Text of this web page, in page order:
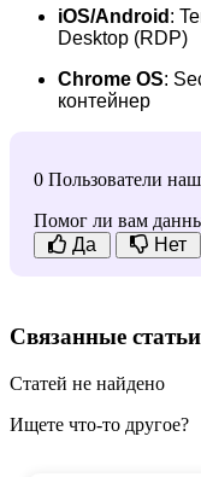
iOS/Android :
Desktop (RDP)
Chrome OS:
контейнер
0 Пользователи
Помог ли вам
Да
Нет
Связанные статьи
Статей не найдено
Ищете что-то другое?